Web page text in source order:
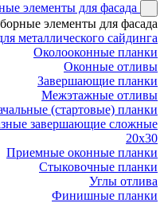
элементы для фасада
элементы для фасада
металлического сайдинга
Околооконные планки
Оконные отливы
Завершающие планки
Межэтажные отливы
(стартовые) планки
завершающие сложные
20x30
Приемные оконные планки
Стыковочные планки
Углы отлива
Финишные планки